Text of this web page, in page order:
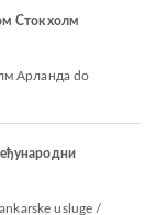
Стокхолм